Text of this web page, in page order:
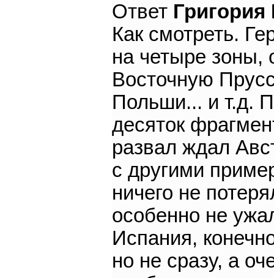
Ответ
Как смотреть.
на четыре зоны,
Восточную
Польши... и т.д.
десяток
развал ждал
с другими
ничего не
особенно не
Испания,
но не сразу, а